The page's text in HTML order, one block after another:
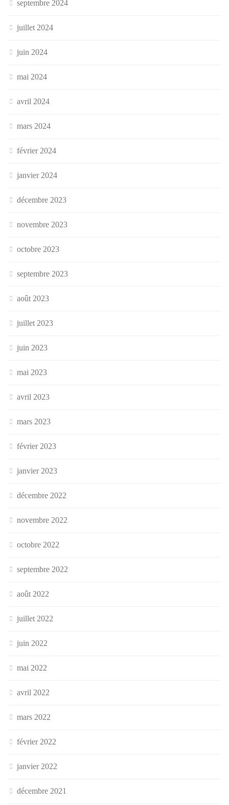
septembre 2024
juillet 2024
juin 2024
mai 2024
avril 2024
mars 2024
février 2024
janvier 2024
décembre 2023
novembre 2023
octobre 2023
septembre 2023
août 2023
juillet 2023
juin 2023
mai 2023
avril 2023
mars 2023
février 2023
janvier 2023
décembre 2022
novembre 2022
octobre 2022
septembre 2022
août 2022
juillet 2022
juin 2022
mai 2022
avril 2022
mars 2022
février 2022
janvier 2022
décembre 2021